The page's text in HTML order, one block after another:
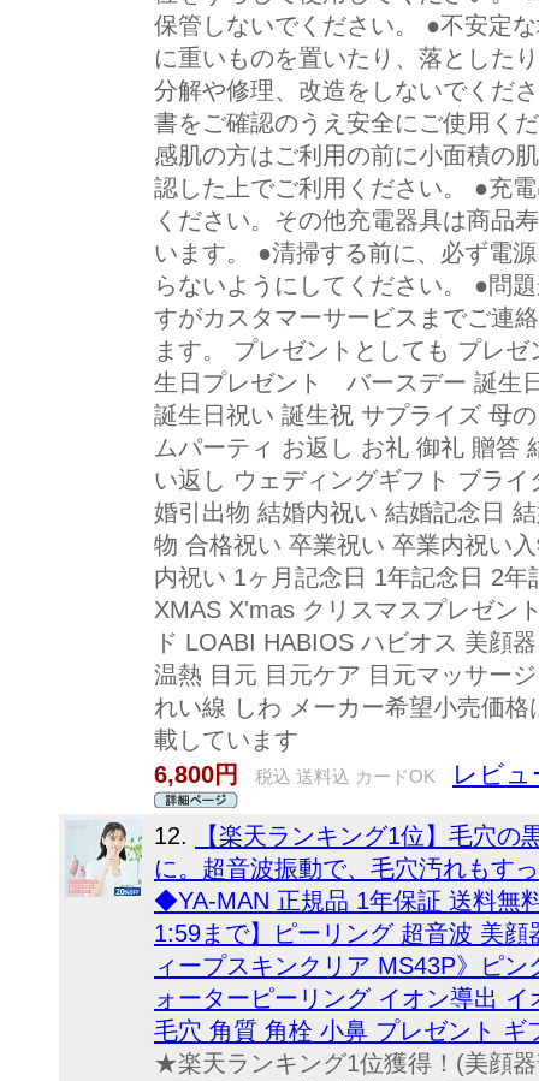
保管しないでください。 ●不安定
に重いものを置いたり、落とした
分解や修理、改造をしないでくだ
書をご確認のうえ安全にご使用く
感肌の方はご利用の前に小面積の
認した上でご利用ください。 ●充
ください。その他充電器具は商品
います。 ●清掃する前に、必ず電
らないようにしてください。 ●問
すがカスタマーサービスまでご連
ます。 プレゼントとしても プレ
生日プレゼント バースデー 誕生
誕生日祝い 誕生祝 サプライズ 母
ムパーティ お返し お礼 御礼 贈答
い返し ウェディングギフト ブラ
婚引出物 結婚内祝い 結婚記念日
物 合格祝い 卒業祝い 卒業内祝い
内祝い 1ヶ月記念日 1年記念日 2
XMAS X'mas クリスマスプレゼン
ド LOABI HABIOS ハビオス 美顔
温熱 目元 目元ケア 目元マッサー
れい線 しわ メーカー希望小売価
載しています
6,800円
税込 送料込 カードOK レビュ
12.
【楽天ランキング1位】毛穴
に。超音波振動で、毛穴汚れもす
◆YA-MAN 正規品 1年保証 送料無
1:59まで】ピーリング 超音波 美
ィープスキンクリア MS43P》ピ
ォーターピーリング イオン導出
毛穴 角質 角栓 小鼻 プレゼント ギ
★楽天ランキング1位獲得！(美顔